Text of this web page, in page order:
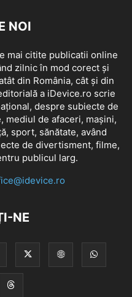
NOI
mai citite publicatii online
zilnic în mod corect și
din România, cât și din
a iDevice.ro scrie
despre subiecte de
mediul de afaceri, mașini,
sport, sănătate, având
de divertisment, filme,
publicul larg.
NE